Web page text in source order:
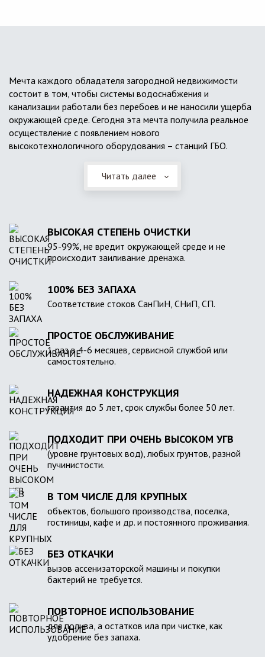
Мечта каждого обладателя загородной недвижимости
состоит в том, чтобы системы водоснабжения и
канализации работали без перебоев и не наносили ущерба
окружающей среде. Сегодня эта мечта получила реальное
осуществление с появлением нового
высокотехнологичного оборудования – станций ГБО.
Читать далее
ВЫСОКАЯ СТЕПЕНЬ ОЧИСТКИ
95-99%, не вредит окружающей среде и не
происходит заиливание дренажа.
100% БЕЗ ЗАПАХА
Соответствие стоков СанПиН, СНиП, СП.
ПРОСТОЕ ОБСЛУЖИВАНИЕ
1 раз в 4-6 месяцев, сервисной службой или
самостоятельно.
НАДЕЖНАЯ КОНСТРУКЦИЯ
гарантия до 5 лет, срок службы более 50 лет.
ПОДХОДИТ ПРИ ОЧЕНЬ ВЫСОКОМ УГВ
(уровне грунтовых вод), любых грунтов, разной
пучинистости.
В ТОМ ЧИСЛЕ ДЛЯ КРУПНЫХ
объектов, большого производства, поселка,
гостиницы, кафе и др. и постоянного проживания.
БЕЗ ОТКАЧКИ
вызов ассенизаторской машины и покупки
бактерий не требуется.
ПОВТОРНОЕ ИСПОЛЬЗОВАНИЕ
для полива, а остатков ила при чистке, как
удобрение без запаха.